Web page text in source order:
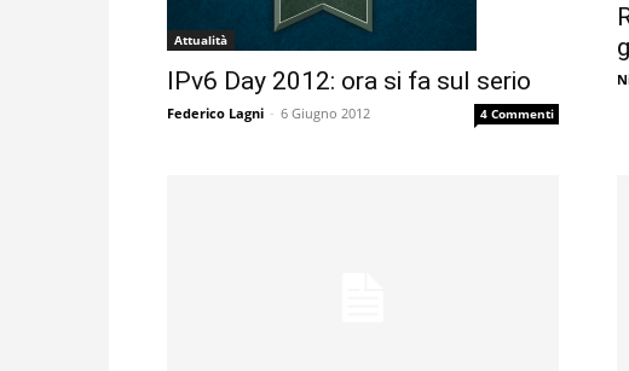
Attualità
IPv6 Day 2012: ora si fa sul serio
Federico Lagni - 6 Giugno 2012 4 Commenti